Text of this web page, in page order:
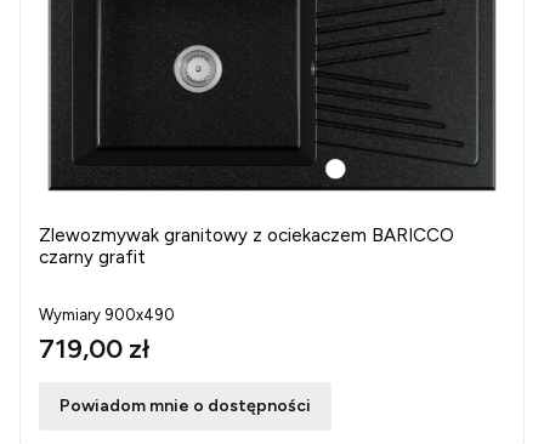
Zlewozmywak granitowy z ociekaczem BARICCO
czarny grafit
Wymiary 900x490
719,00 zł
Powiadom mnie o dostępności